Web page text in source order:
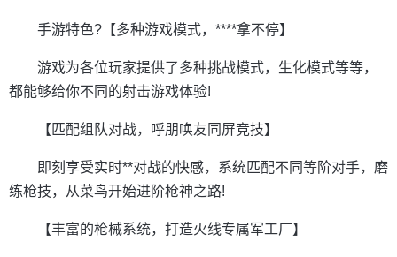
手游特色?【多种游戏模式，****拿不停】
游戏为各位玩家提供了多种挑战模式，生化模式等等，
都能够给你不同的射击游戏体验!
【匹配组队对战，呼朋唤友同屏竞技】
即刻享受实时**对战的快感，系统匹配不同等阶对手，磨
练枪技，从菜鸟开始进阶枪神之路!
【丰富的枪械系统，打造火线专属军工厂】